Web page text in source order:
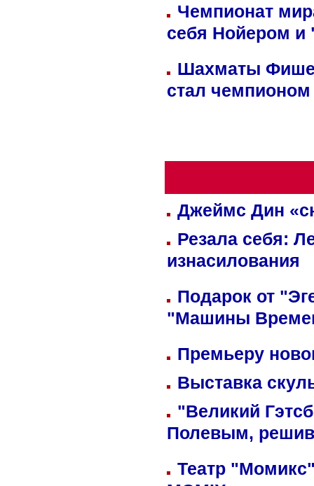
Чемпионат
себя Нойером и
Шахматы
стал
Джеймс Дин
Резала себя:
изнасилования
Подарок от
"Машины
Премьеру
Выставка
"Великий
Полевым,
Театр